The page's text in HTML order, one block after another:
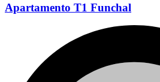
Apartamento T1 Funchal